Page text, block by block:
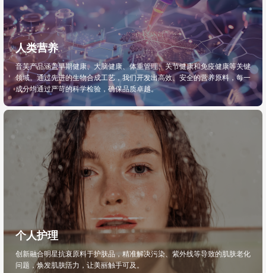
人类营养
音芙产品涵盖早期健康、大脑健康、体重管理、关节健康和免疫健康等关键
领域。通过先进的生物合成工艺，我们开发出高效、安全的营养原料，每一
成分均通过严苛的科学检验，确保品质卓越。
个人护理
创新融合明星抗衰原料于护肤品，精准解决污染、紫外线等导致的肌肤老化
问题，焕发肌肤活力，让美丽触手可及。